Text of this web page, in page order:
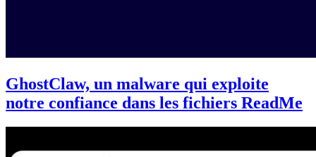
GhostClaw, un malware qui exploite
notre confiance dans les fichiers ReadMe